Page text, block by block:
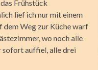
Frühstück
lief ich nur mit einem
dem Weg zur Küche warf
wo noch alle
sofort auffiel, alle drei